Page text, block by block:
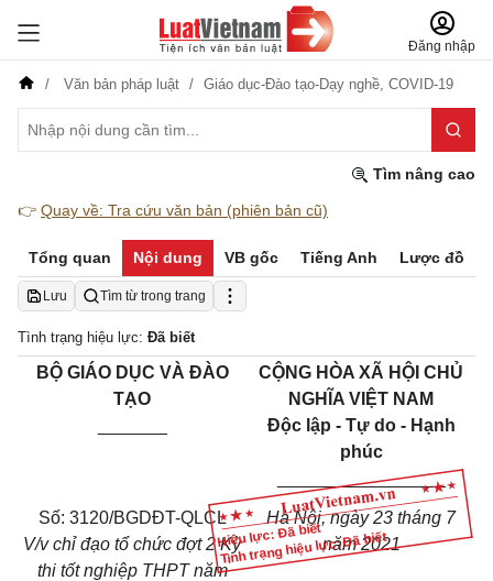
Đăng nhập
Văn bản pháp luật Giáo dục-Đào tạo-Dạy nghề, COVID-19
Tìm nâng cao
👉 Quay về: Tra cứu văn bản (phiên bản cũ)
Tổng quan Nội dung VB gốc Tiếng Anh Lược đồ
Lưu Tìm từ trong trang
Tình trạng hiệu lực: Đã biết
Hiệu lực: Đã biết
Tình trạng hiệu lực: Đã biết
BỘ GIÁO DỤC VÀ ĐÀO
TẠO
CỘNG HÒA XÃ HỘI CHỦ
NGHĨA VIỆT NAM
Độc lập - Tự do - Hạnh
phúc
_________________
Số: 3120/BGDĐT-QLCL
V/v chỉ đạo tổ chức đợt 2 Kỳ
thi tốt nghiệp THPT năm
Hà Nội, ngày 23 tháng 7
năm 2021